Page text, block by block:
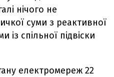
нічого не
суми з реактивної
із спільної підвіски
електромереж 22